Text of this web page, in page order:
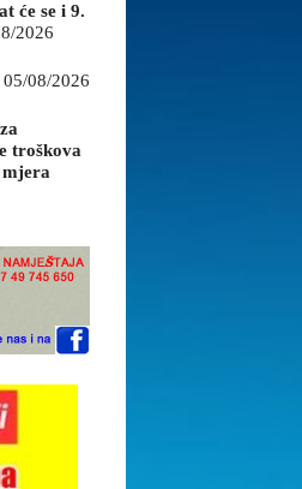
će se i 9.
2026
05/08/2026
troškova